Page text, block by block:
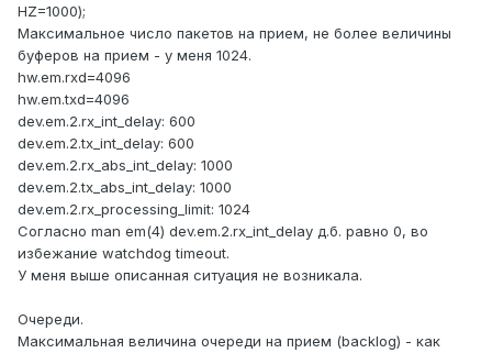
HZ=1000);
Максимальное число пакетов на прием, не более величины
буферов на прием - у меня 1024.
hw.em.rxd=4096
hw.em.txd=4096
dev.em.2.rx_int_delay: 600
dev.em.2.tx_int_delay: 600
dev.em.2.rx_abs_int_delay: 1000
dev.em.2.tx_abs_int_delay: 1000
dev.em.2.rx_processing_limit: 1024
Согласно man em(4) dev.em.2.rx_int_delay д.б. равно 0, во
избежание watchdog timeout.
У меня выше описанная ситуация не возникала.
Очереди.
Максимальная величина очереди на прием (backlog) - как